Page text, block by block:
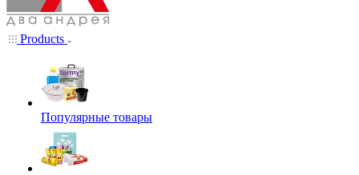
Products
Популярные товары